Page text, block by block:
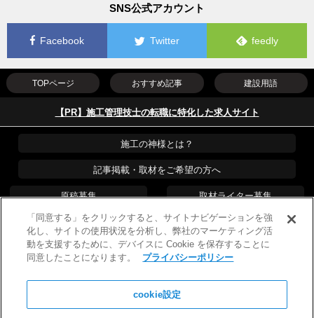
SNS公式アカウント
Facebook Twitter feedly
TOPページ おすすめ記事 建設用語
【PR】施工管理技士の転職に特化した求人サイト
施工の神様とは？
記事掲載・取材をご希望の方へ
原稿募集 取材ライター募集
運営会社 PR・プレスリリース
プライバシーポリシー 広告掲載について
Copyright © 2026 WILLOF CONSTRUCTION, Inc.
All Rights Reservedリンクフリー
「同意する」をクリックすると、サイトナビゲーションを強
化し、サイトの使用状況を分析し、弊社のマーケティング活
動を支援するために、デバイスに Cookie を保存することに
同意したことになります。
プライバシーポリシー
cookie設定